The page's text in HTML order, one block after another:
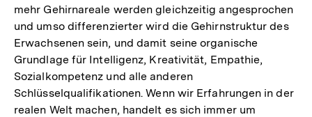
mehr Gehirnareale werden gleichzeitig angesprochen
und umso differenzierter wird die Gehirnstruktur des
Erwachsenen sein, und damit seine organische
Grundlage für Intelligenz, Kreativität, Empathie,
Sozialkompetenz und alle anderen
Schlüsselqualifikationen. Wenn wir Erfahrungen in der
realen Welt machen, handelt es sich immer um